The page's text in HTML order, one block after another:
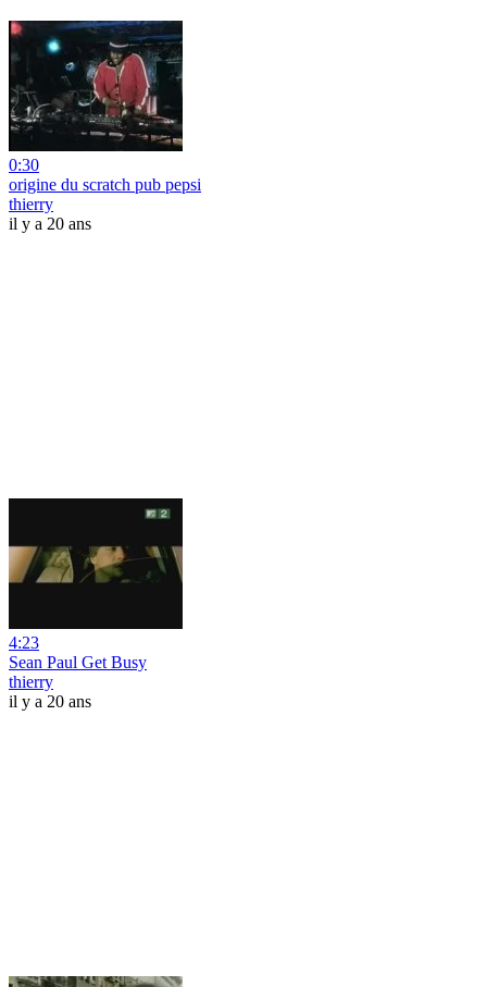
0:30
origine du scratch pub pepsi
thierry
il y a 20 ans
4:23
Sean Paul Get Busy
thierry
il y a 20 ans